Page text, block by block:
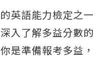
英語能力檢定之
入了解多益分數
是準備報考多益